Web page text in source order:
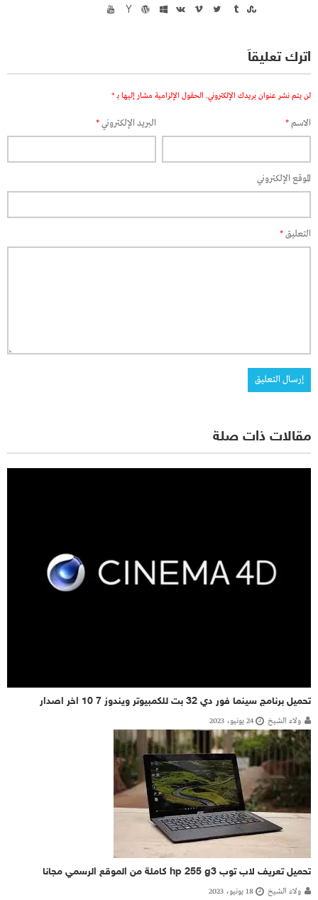
اترك تعليقاً
لن يتم نشر عنوان بريدك الإلكتروني. الحقول الإلزامية مشار إليها بـ *
الاسم* البريد الإلكتروني*
الموقع الإلكتروني
التعليق*
مقالات ذات صلة
تحميل برنامج سينما فور دي 32 بت للكمبيوتر ويندوز 7 10 اخر اصدار
ولاء الشيخ 24 يونيو، 2023
تحميل تعريف لاب توب hp 255 g3 كاملة من الموقع الرسمي مجانا
ولاء الشيخ 18 يونيو، 2023